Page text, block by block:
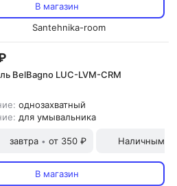
В магазин
Santehnika-room
BelBagno LUC-LVM-CRM
однозахватный
для умывальника
завтра • от 350 ₽ Наличными
В магазин